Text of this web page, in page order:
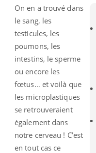
On en a trouvé dans
le sang, les
testicules, les
poumons, les
intestins, le sperme
ou encore les
fœtus… et voilà que
les microplastiques
se retrouveraient
également dans
notre cerveau ! C’est
en tout cas ce